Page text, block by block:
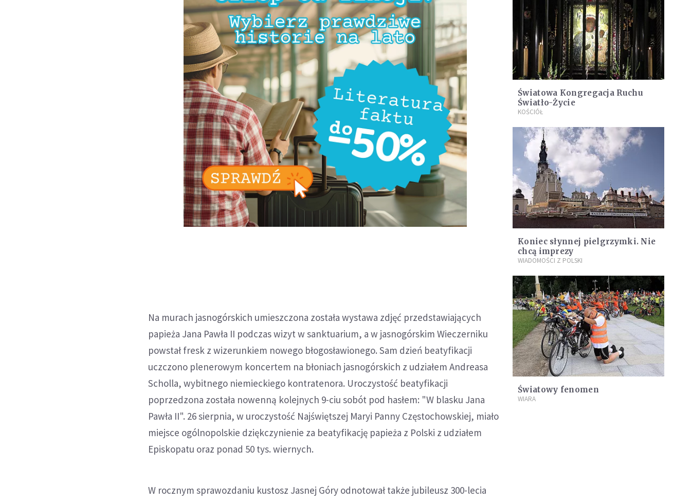
Na murach jasnogórskich umieszczona została wystawa zdjęć przedstawiających
papieża Jana Pawła II podczas wizyt w sanktuarium, a w jasnogórskim Wieczerniku
powstał fresk z wizerunkiem nowego błogosławionego. Sam dzień beatyfikacji
uczczono plenerowym koncertem na błoniach jasnogórskich z udziałem Andreasa
Scholla, wybitnego niemieckiego kontratenora. Uroczystość beatyfikacji
poprzedzona została nowenną kolejnych 9-ciu sobót pod hasłem: "W blasku Jana
Pawła II". 26 sierpnia, w uroczystość Najświętszej Maryi Panny Częstochowskiej, miało
miejsce ogólnopolskie dziękczynienie za beatyfikację papieża z Polski z udziałem
Episkopatu oraz ponad 50 tys. wiernych.
W rocznym sprawozdaniu kustosz Jasnej Góry odnotował także jubileusz 300-lecia
Światowa Kongregacja Ruchu
Światło-Życie
KOŚCIÓŁ
Koniec słynnej pielgrzymki. Nie
chcą imprezy
WIADOMOŚCI Z POLSKI
Światowy fenomen
WIARA